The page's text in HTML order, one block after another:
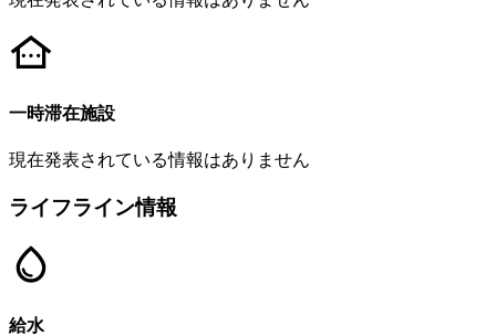
一時滞在施設
現在発表されている情報はありません
ライフライン情報
給水